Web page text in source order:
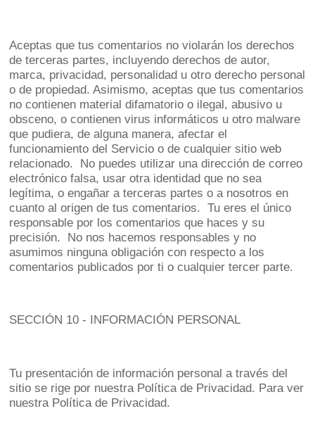
Aceptas que tus comentarios no violarán los derechos
de terceras partes, incluyendo derechos de autor,
marca, privacidad, personalidad u otro derecho personal
o de propiedad. Asimismo, aceptas que tus comentarios
no contienen material difamatorio o ilegal, abusivo u
obsceno, o contienen virus informáticos u otro malware
que pudiera, de alguna manera, afectar el
funcionamiento del Servicio o de cualquier sitio web
relacionado. No puedes utilizar una dirección de correo
electrónico falsa, usar otra identidad que no sea
legítima, o engañar a terceras partes o a nosotros en
cuanto al origen de tus comentarios. Tu eres el único
responsable por los comentarios que haces y su
precisión. No nos hacemos responsables y no
asumimos ninguna obligación con respecto a los
comentarios publicados por ti o cualquier tercer parte.
SECCIÓN 10 - INFORMACIÓN PERSONAL
Tu presentación de información personal a través del
sitio se rige por nuestra Política de Privacidad. Para ver
nuestra Política de Privacidad.